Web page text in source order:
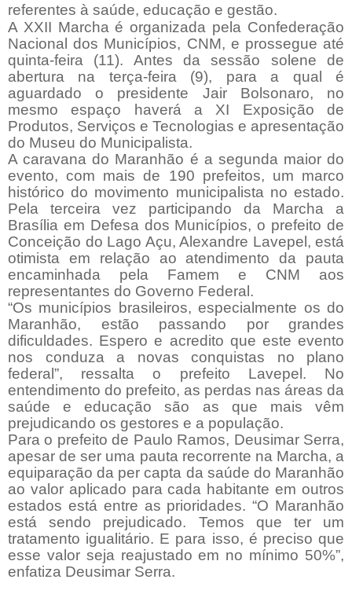
referentes à saúde, educação e gestão.
A XXII Marcha é organizada pela Confederação
Nacional dos Municípios, CNM, e prossegue até
quinta-feira (11). Antes da sessão solene de
abertura na terça-feira (9), para a qual é
aguardado o presidente Jair Bolsonaro, no
mesmo espaço haverá a XI Exposição de
Produtos, Serviços e Tecnologias e apresentação
do Museu do Municipalista.
A caravana do Maranhão é a segunda maior do
evento, com mais de 190 prefeitos, um marco
histórico do movimento municipalista no estado.
Pela terceira vez participando da Marcha a
Brasília em Defesa dos Municípios, o prefeito de
Conceição do Lago Açu, Alexandre Lavepel, está
otimista em relação ao atendimento da pauta
encaminhada pela Famem e CNM aos
representantes do Governo Federal.
“Os municípios brasileiros, especialmente os do
Maranhão, estão passando por grandes
dificuldades. Espero e acredito que este evento
nos conduza a novas conquistas no plano
federal”, ressalta o prefeito Lavepel. No
entendimento do prefeito, as perdas nas áreas da
saúde e educação são as que mais vêm
prejudicando os gestores e a população.
Para o prefeito de Paulo Ramos, Deusimar Serra,
apesar de ser uma pauta recorrente na Marcha, a
equiparação da per capta da saúde do Maranhão
ao valor aplicado para cada habitante em outros
estados está entre as prioridades. “O Maranhão
está sendo prejudicado. Temos que ter um
tratamento igualitário. E para isso, é preciso que
esse valor seja reajustado em no mínimo 50%”,
enfatiza Deusimar Serra.